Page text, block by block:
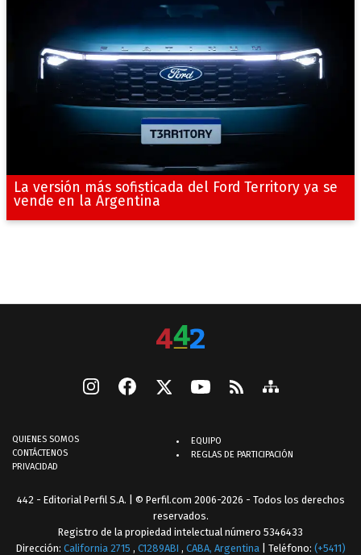
La versión más sofisticada del Ford Territory ya se
vende en la Argentina
QUIENES SOMOS
CONTÁCTENOS
PRIVACIDAD
EQUIPO
REGLAS DE PARTICIPACIÓN
442 - Editorial Perfil S.A. | © Perfil.com 2006-2026 - Todos los derechos
reservados.
Registro de la propiedad intelectual número 5346433
Dirección: California 2715 , C1289ABI , CABA, Argentina | Teléfono: (+5411)